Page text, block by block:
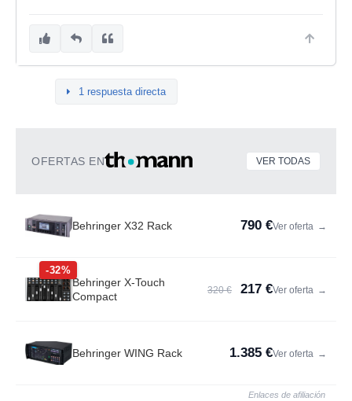
1 respuesta directa
OFERTAS EN VER TODAS
Behringer X32 Rack 790 €Ver oferta →
-32%
Behringer X-Touch
Compact
320 € 217 €Ver oferta →
Behringer WING Rack 1.385 €Ver oferta →
Enlaces de afiliación